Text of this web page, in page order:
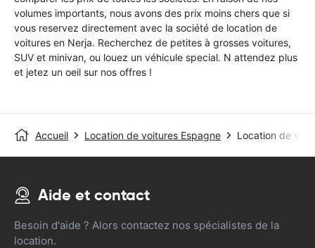
volumes importants, nous avons des prix moins chers que si
vous reservez directement avec la société de location de
voitures en Nerja. Recherchez de petites à grosses voitures,
SUV et minivan, ou louez un véhicule special. N attendez plus
et jetez un oeil sur nos offres !
Accueil Location de voitures Espagne Location de
Aide et contact
Besoin d'aide ? Alors contactez nos spécialistes de la
location.